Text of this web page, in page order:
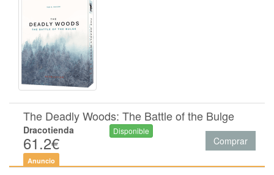
The Deadly Woods: The Battle of the Bulge
Dracotienda
61.2€
Disponible
Comprar
Anuncio